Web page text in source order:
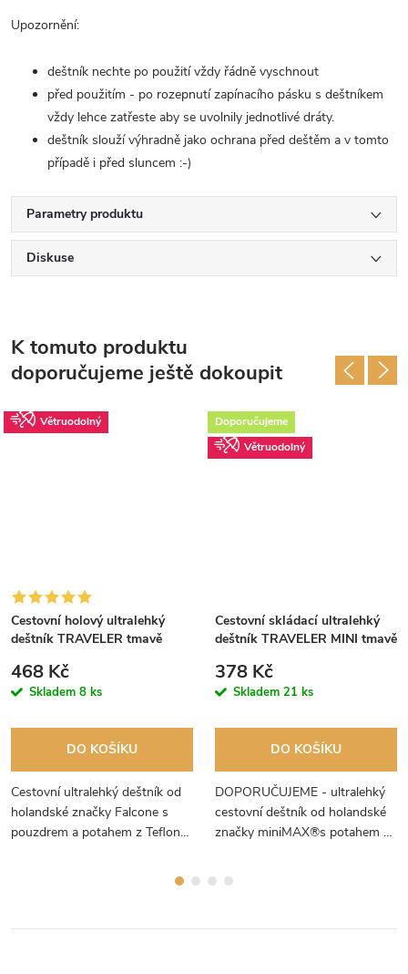
Upozornění:
deštník nechte po použití vždy řádně vyschnout
před použitím - po rozepnutí zapínacího pásku s deštníkem
vždy lehce zatřeste aby se uvolnily jednotlivé dráty.
deštník slouží výhradně jako ochrana před deštěm a v tomto
případě i před sluncem :-)
Parametry produktu
Diskuse
K tomuto produktu
doporučujeme ještě dokoupit
Větruodolný
Cestovní holový ultralehký
deštník TRAVELER tmavě
468 Kč
Skladem 8 ks
DO KOŠÍKU
Cestovní ultralehký deštník od
holandské značky Falcone s
pouzdrem a potahem z Teflonu.
Doporučujeme
Větruodolný
Cestovní skládací ultralehký
deštník TRAVELER MINI tmavě
378 Kč
Skladem 21 ks
DO KOŠÍKU
DOPORUČUJEME - ultralehký
cestovní deštník od holandské
značky miniMAX®s potahem z